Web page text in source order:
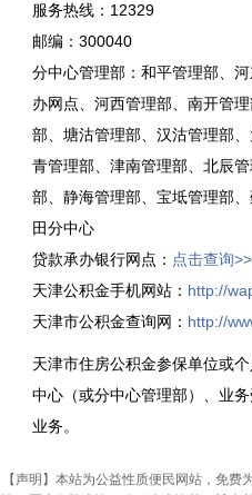
服务热线：12329
邮编：300040
分中心管理部：和平管理部、
办网点、河西管理部、南开管
部、塘沽管理部、汉沽管理部
青管理部、津南管理部、北辰
部、静海管理部、宝坻管理部
田分中心
贷款承办银行网点： 点击查询>>
天津公积金手机网站： http://
天津市公积金查询网： http://
天津市住房公积金参保单位或
中心（或分中心管理部）、业
业务。
【声明】本站为公益性质便民网站，免